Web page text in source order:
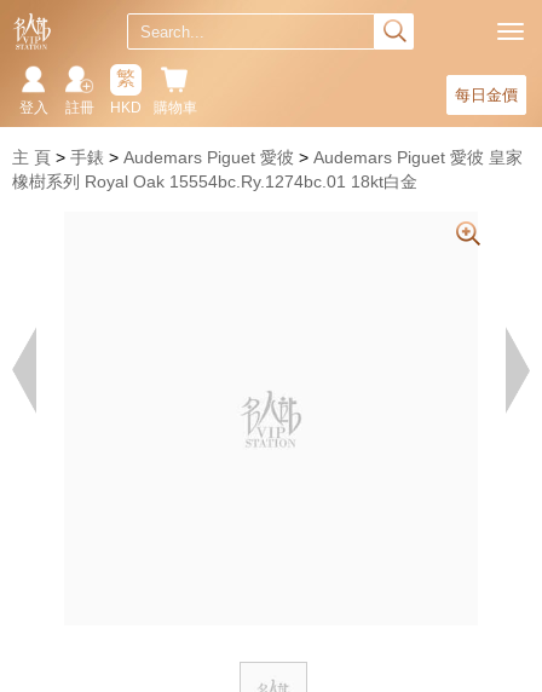
每日金價
購物車
繁
HKD
註冊
登入
主 頁 手錶 Audemars Piguet 愛彼
Audemars Piguet 愛彼 皇家
橡樹系列 Royal Oak 15554bc.Ry.1274bc.01 18kt白金